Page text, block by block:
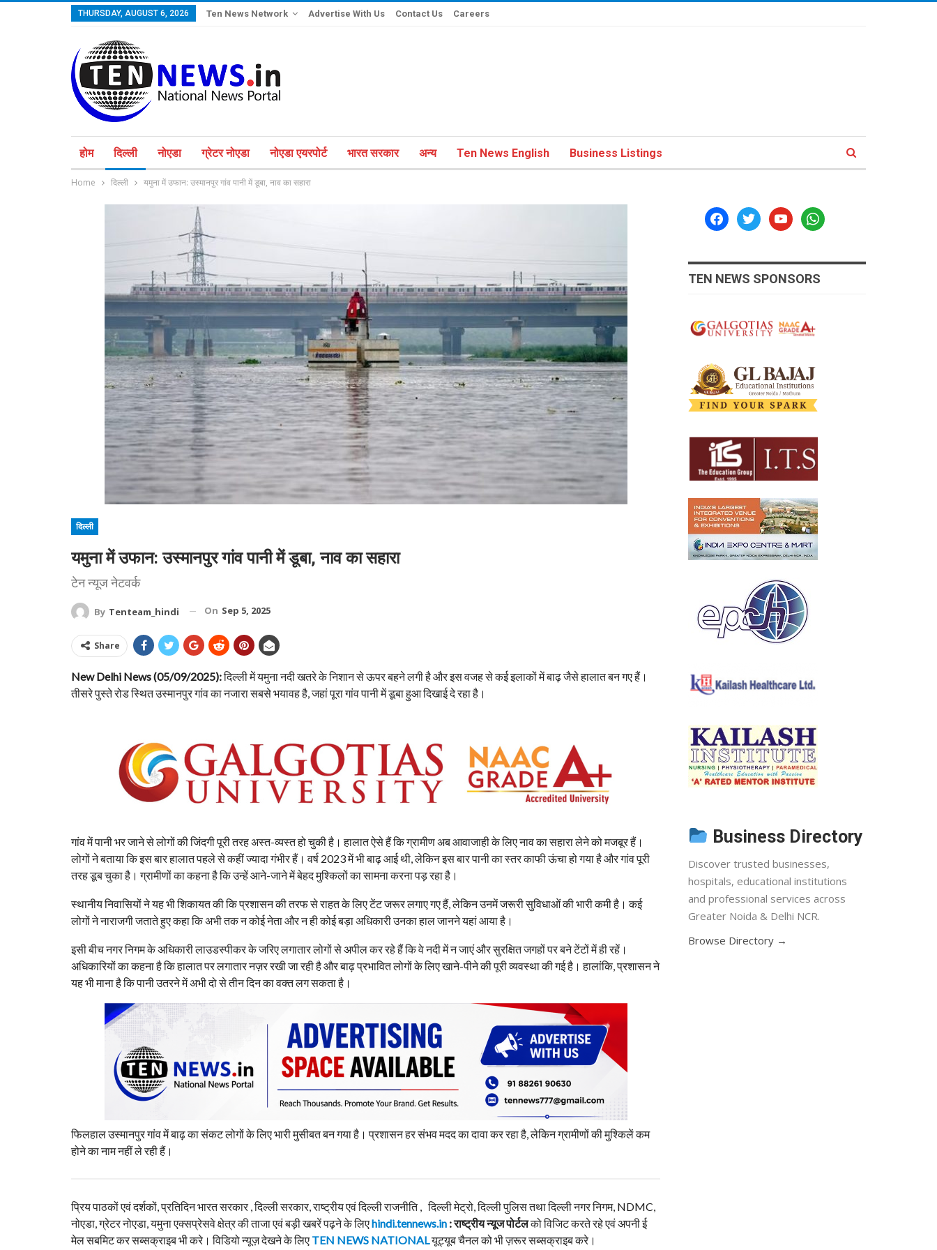
THURSDAY, AUGUST 6, 2026 Ten News Network Advertise With Us Contact Us Careers
होम दिल्ली नोएडा ग्रेटर नोएडा नोएडा एयरपोर्ट भारत सरकार अन्य Ten News English Business Listings
Home दिल्ली यमुना में उफान: उस्मानपुर गांव पानी में डूबा, नाव का सहारा
दिल्ली
यमुना में उफान: उस्मानपुर गांव पानी में डूबा, नाव का सहारा
टेन न्यूज नेटवर्क
By Tenteam_hindi On Sep 5, 2025
Share
New Delhi News (05/09/2025):दिल्ली में यमुना नदी खतरे के निशान से ऊपर बहने लगी है और इस वजह से कई इलाकों में बाढ़ जैसे हालात बन गए हैं।
तीसरे पुस्ते रोड स्थित उस्मानपुर गांव का नजारा सबसे भयावह है, जहां पूरा गांव पानी में डूबा हुआ दिखाई दे रहा है।
गांव में पानी भर जाने से लोगों की जिंदगी पूरी तरह अस्त-व्यस्त हो चुकी है। हालात ऐसे हैं कि ग्रामीण अब आवाजाही के लिए नाव का सहारा लेने को मजबूर हैं।
लोगों ने बताया कि इस बार हालात पहले से कहीं ज्यादा गंभीर हैं। वर्ष 2023 में भी बाढ़ आई थी, लेकिन इस बार पानी का स्तर काफी ऊंचा हो गया है और गांव पूरी
तरह डूब चुका है। ग्रामीणों का कहना है कि उन्हें आने-जाने में बेहद मुश्किलों का सामना करना पड़ रहा है।
स्थानीय निवासियों ने यह भी शिकायत की कि प्रशासन की तरफ से राहत के लिए टेंट जरूर लगाए गए हैं, लेकिन उनमें जरूरी सुविधाओं की भारी कमी है। कई
लोगों ने नाराजगी जताते हुए कहा कि अभी तक न कोई नेता और न ही कोई बड़ा अधिकारी उनका हाल जानने यहां आया है।
इसी बीच नगर निगम के अधिकारी लाउडस्पीकर के जरिए लगातार लोगों से अपील कर रहे हैं कि वे नदी में न जाएं और सुरक्षित जगहों पर बने टेंटों में ही रहें।
अधिकारियों का कहना है कि हालात पर लगातार नज़र रखी जा रही है और बाढ़ प्रभावित लोगों के लिए खाने-पीने की पूरी व्यवस्था की गई है। हालांकि, प्रशासन ने
यह भी माना है कि पानी उतरने में अभी दो से तीन दिन का वक्त लग सकता है।
फिलहाल उस्मानपुर गांव में बाढ़ का संकट लोगों के लिए भारी मुसीबत बन गया है। प्रशासन हर संभव मदद का दावा कर रहा है, लेकिन ग्रामीणों की मुश्किलें कम
होने का नाम नहीं ले रही हैं।
प्रिय पाठकों एवं दर्शकों, प्रतिदिन भारत सरकार , दिल्ली सरकार, राष्ट्रीय एवं दिल्ली राजनीति , दिल्ली मेट्रो, दिल्ली पुलिस तथा दिल्ली नगर निगम, NDMC,
नोएडा, ग्रेटर नोएडा, यमुना एक्सप्रेसवे क्षेत्र की ताजा एवं बड़ी खबरें पढ़ने के लिएhindi.tennews.in : राष्ट्रीय न्यूज पोर्टलको विजिट करते रहे एवं अपनी ई
मेल सबमिट कर सब्सक्राइब भी करे। विडियो न्यूज़ देखने के लिए TEN NEWS NATIONAL यूट्यूब चैनल को भी ज़रूर सब्सक्राइब करे।
facebooktwitteryoutubewhatsapp
TEN NEWS SPONSORS
Business Directory
Discover trusted businesses,
hospitals, educational institutions
and professional services across
Greater Noida & Delhi NCR.
Browse Directory →